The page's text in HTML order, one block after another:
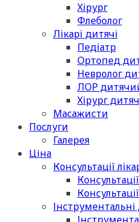
Хірург
Флеболог
Лікарі дитячі
Педіатр
Ортопед
Невролог
ЛОР
Хірург
Масажисти
Послуги
Галерея
Ціна
Консультації